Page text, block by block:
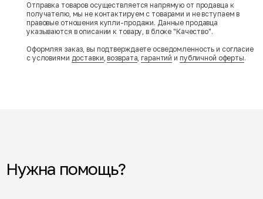
Отправка товаров осуществляется напрямую от продавца к
получателю, мы не контактируем с товарами и не вступаем в
правовые отношения купли-продажи. Данные продавца
указываются в описании к товару, в блоке "Качество".
Оформляя заказ, вы подтверждаете осведомленность и согласие
с условиями доставки,возврата,гарантий и публичной оферты.
Нужна помощь?